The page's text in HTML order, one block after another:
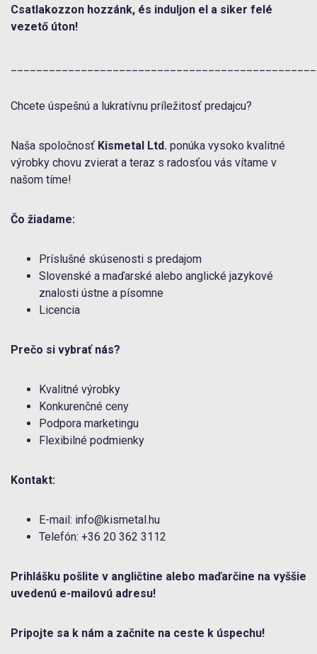
Csatlakozzon hozzánk, és induljon el a siker felé
vezető úton!
Chcete úspešnú a lukratívnu príležitosť predajcu?
Naša spoločnosť Kismetal Ltd. ponúka vysoko kvalitné
výrobky chovu zvierat a teraz s radosťou vás vítame v
našom tíme!
Čo žiadame:
Príslušné skúsenosti s predajom
Slovenské a maďarské alebo anglické jazykové
znalosti ústne a písomne
Licencia
Prečo si vybrať nás?
Kvalitné výrobky
Konkurenčné ceny
Podpora marketingu
Flexibilné podmienky
Kontakt:
E-mail: info@kismetal.hu
Telefón: +36 20 362 3112
Prihlášku pošlite v angličtine alebo maďarčine na vyššie
uvedenú e-mailovú adresu!
Pripojte sa k nám a začnite na ceste k úspechu!